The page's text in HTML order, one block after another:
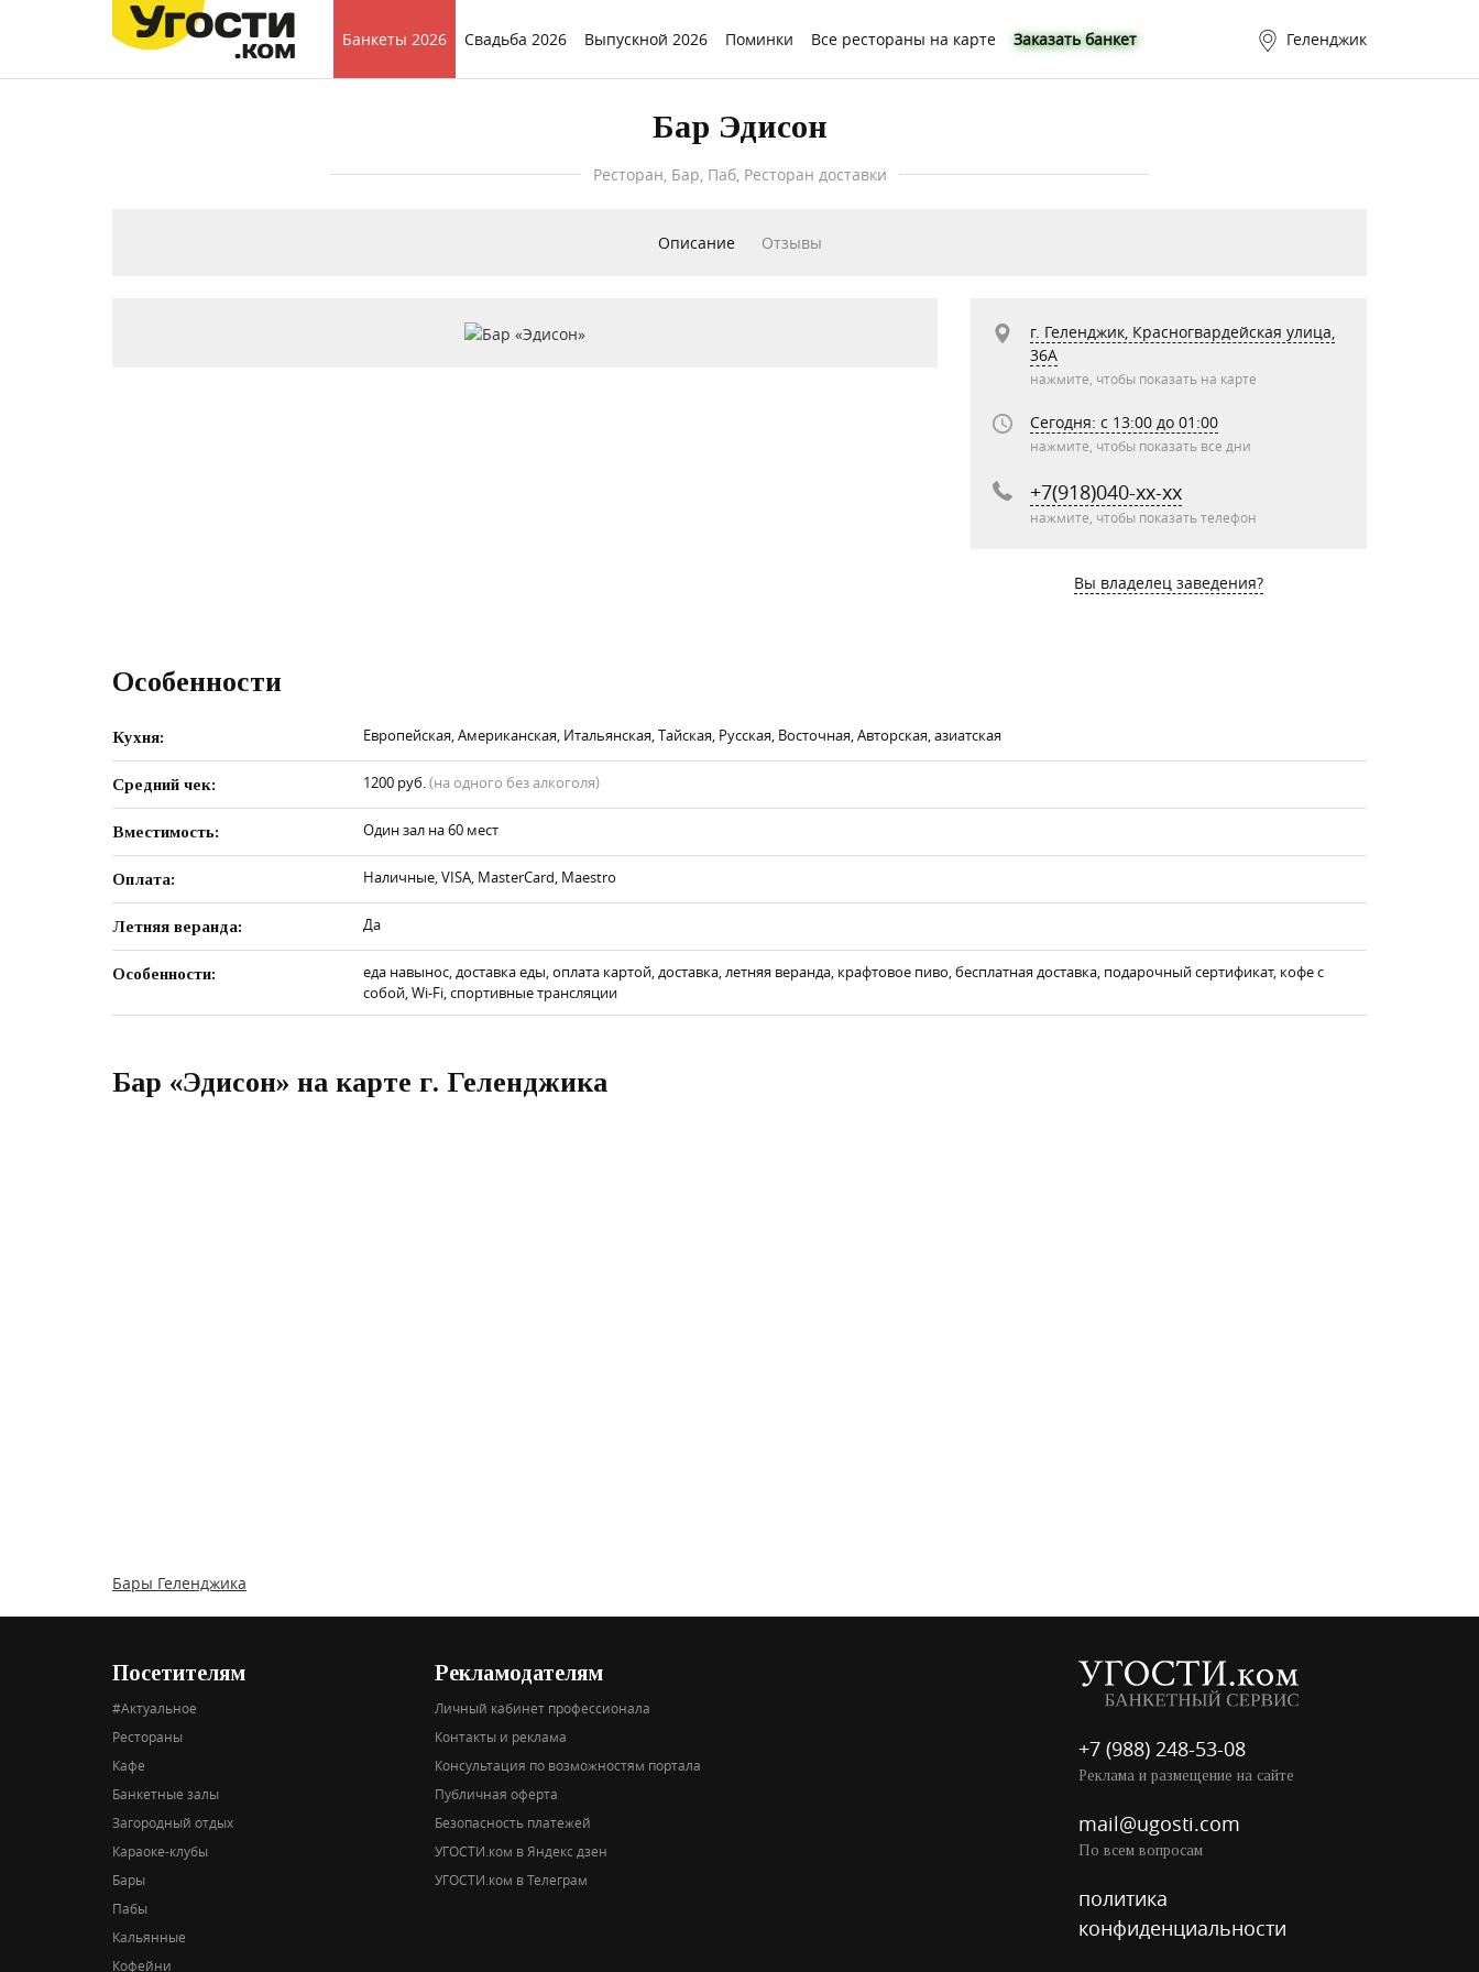
Банкеты 2026 Свадьба 2026 Выпускной 2026 Поминки Все рестораны на карте Заказать банкет Геленджик
Бар Эдисон
Ресторан, Бар, Паб, Ресторан доставки
Описание Отзывы
г. Геленджик, Красногвардейская улица,
36А
нажмите, чтобы показать на карте
Сегодня: c 13:00 до 01:00
нажмите, чтобы показать все дни
+7(918)040-xx-xx
нажмите, чтобы показать телефон
Вы владелец заведения?
Особенности
Кухня: Европейская, Американская, Итальянская, Тайская, Русская, Восточная, Авторская, азиатская
Средний чек: 1200 руб.(на одного без алкоголя)
Вместимость: Один зал на 60 мест
Оплата: Наличные, VISA, MasterCard, Maestro
Летняя веранда: Да
Особенности:
еда навынос, доставка еды, оплата картой, доставка, летняя веранда, крафтовое пиво, бесплатная доставка, подарочный сертификат, кофе с
собой, Wi-Fi, спортивные трансляции
Бар «Эдисон» на карте г. Геленджика
Бары Геленджика
Посетителям
#Актуальное
Рестораны
Кафе
Банкетные залы
Загородный отдых
Караоке-клубы
Бары
Пабы
Кальянные
Кофейни
Рекламодателям
Личный кабинет профессионала
Контакты и реклама
Консультация по возможностям портала
Публичная оферта
Безопасность платежей
УГОСТИ.ком в Яндекс дзен
УГОСТИ.ком в Телеграм
+7 (988) 248-53-08
Реклама и размещение на сайте
mail@ugosti.com
По всем вопросам
политика
конфиденциальности